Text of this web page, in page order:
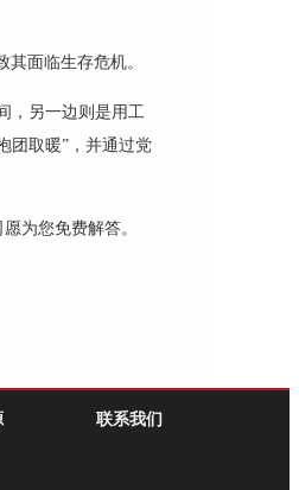
面临生存危机。
，另一边则是用工
团取暖”，并通过党
为您免费解答。
联系我们